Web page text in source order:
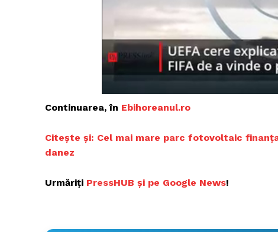
Un
Continuarea, în Ebihoreanul.ro
Citește și: Cel mai mare parc fotovoltaic
danez
Urmăriți PressHUB și pe Google News!